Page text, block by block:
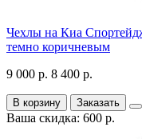
Чехлы на Киа
темно коричневым
9 000 р. 8 400 р.
В корзину Заказать
Ваша скидка: 600 р.